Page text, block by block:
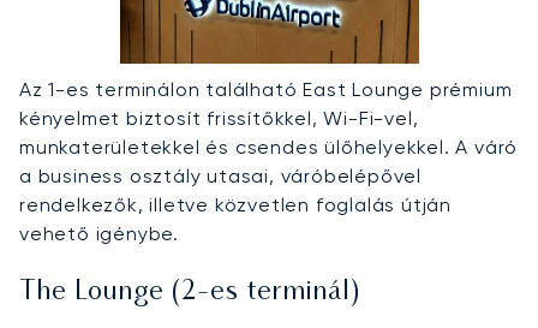
Az 1-es terminálon található East Lounge prémium
kényelmet biztosít frissítőkkel, Wi-Fi-vel,
munkaterületekkel és csendes ülőhelyekkel. A váró
a business osztály utasai, váróbelépővel
rendelkezők, illetve közvetlen foglalás útján
vehető igénybe.
The Lounge (2-es terminál)